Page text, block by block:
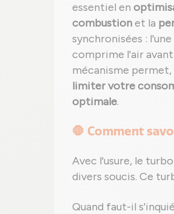
essentiel en
combustionet la
synchronisées :
comprime l'air
mécanisme permet,
limiter votre
optimale.
🛑 Comment
Avec l'usure, le
divers soucis. Ce
Quand faut-il